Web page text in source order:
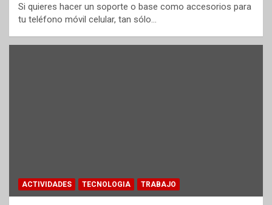
Si quieres hacer un soporte o base como accesorios para
tu teléfono móvil celular, tan sólo…
ACTIVIDADES TECNOLOGIA TRABAJO